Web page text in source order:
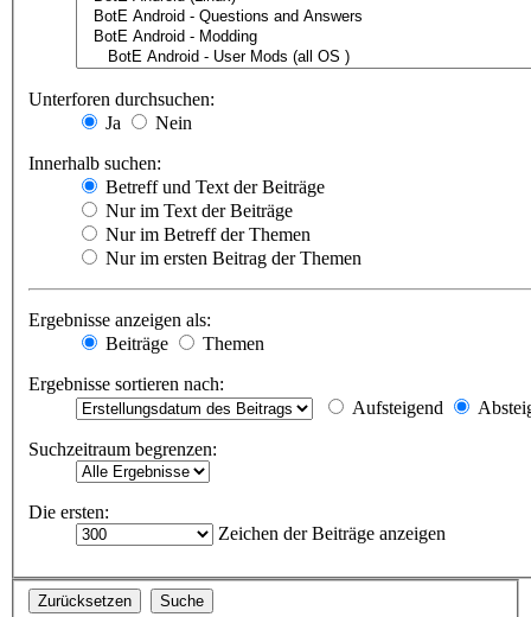
Unterforen durchsuchen:
Ja
Nein
Innerhalb suchen:
Betreff und Text der Beiträge
Nur im Text der Beiträge
Nur im Betreff der Themen
Nur im ersten Beitrag der Themen
Ergebnisse anzeigen als:
Beiträge
Themen
Ergebnisse sortieren nach:
Aufsteigend
Suchzeitraum begrenzen:
Die ersten:
Zeichen der Beiträge anzeigen